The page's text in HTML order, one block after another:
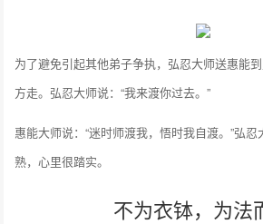
为了避免引起其他弟子争执，弘忍大师送惠能
方走。弘忍大师说：“我来渡你过去。”
惠能大师说：“迷时师渡我，悟时我自渡。”弘
熟，心里很踏实。
不为衣钵，为法